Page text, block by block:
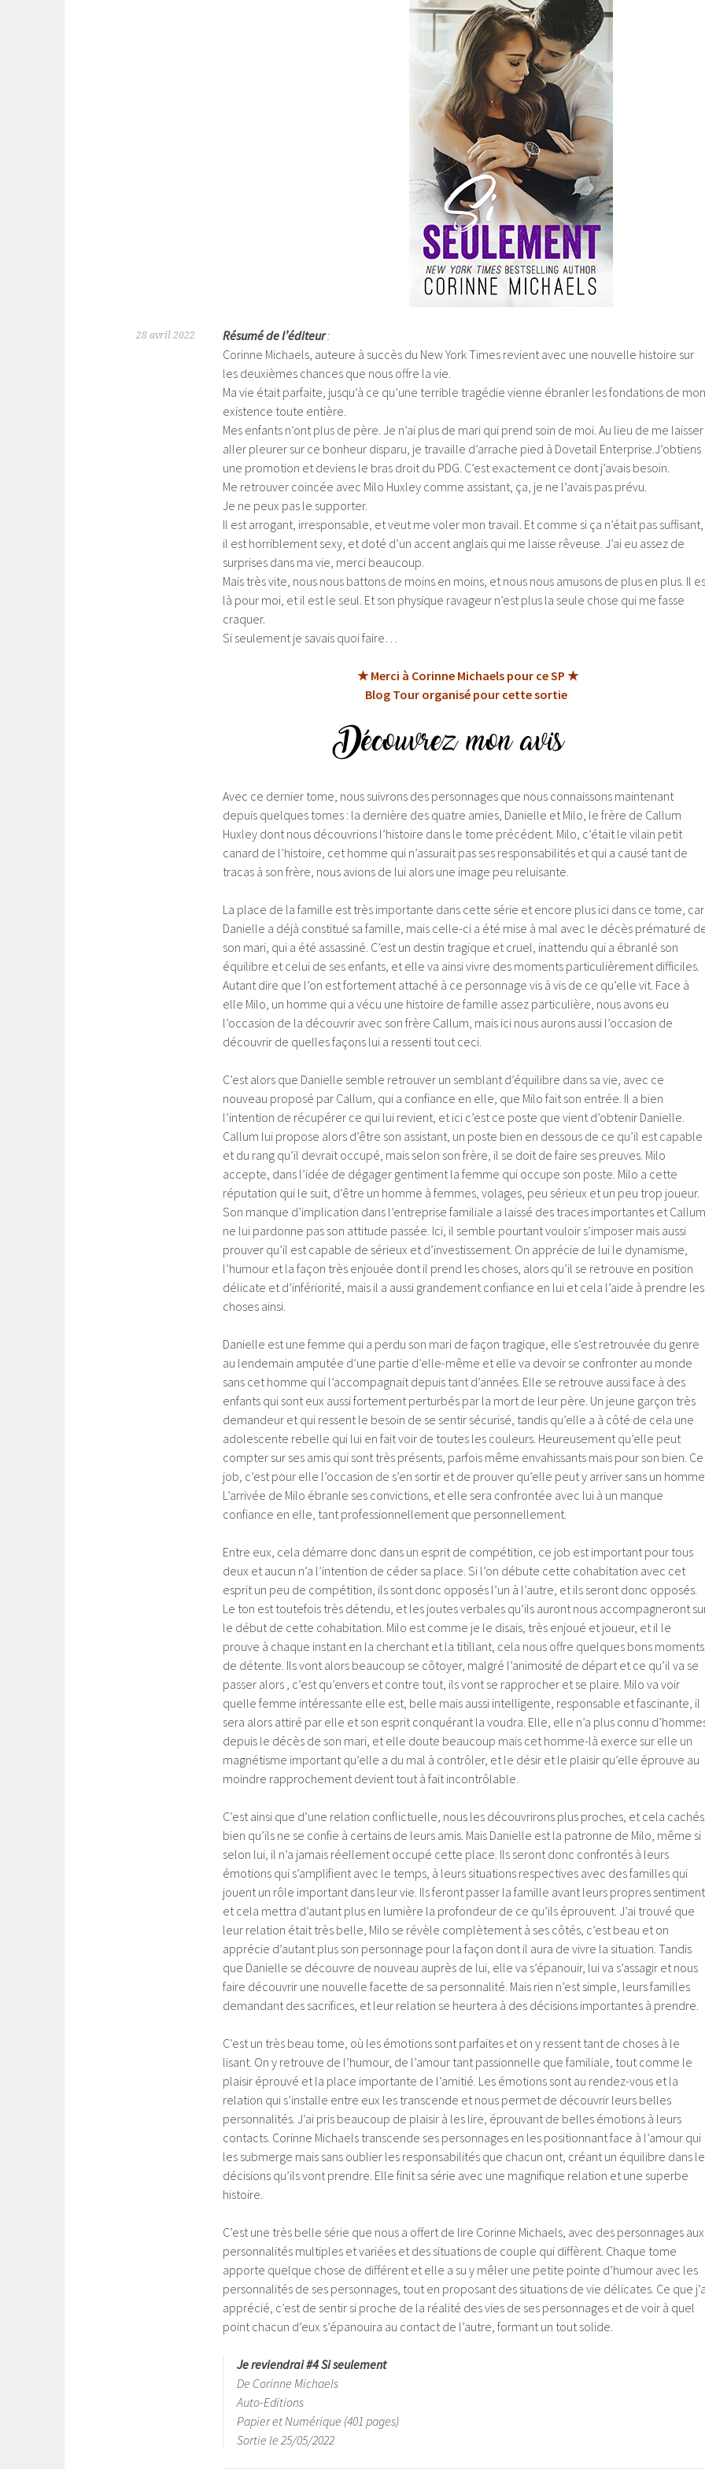
28 avril 2022 Résumé de l’éditeur:
Corinne Michaels, auteure à succès du New York Times revient avec une nouvelle histoire sur
les deuxièmes chances que nous offre la vie.
Ma vie était parfaite, jusqu’à ce qu’une terrible tragédie vienne ébranler les fondations de mon
existence toute entière.
Mes enfants n’ont plus de père. Je n’ai plus de mari qui prend soin de moi. Au lieu de me laisser
aller pleurer sur ce bonheur disparu, je travaille d’arrache pied à Dovetail Enterprise.J’obtiens
une promotion et deviens le bras droit du PDG. C’est exactement ce dont j’avais besoin.
Me retrouver coincée avec Milo Huxley comme assistant, ça, je ne l’avais pas prévu.
Je ne peux pas le supporter.
Il est arrogant, irresponsable, et veut me voler mon travail. Et comme si ça n’était pas suffisant,
il est horriblement sexy, et doté d’un accent anglais qui me laisse rêveuse. J’ai eu assez de
surprises dans ma vie, merci beaucoup.
Mais très vite, nous nous battons de moins en moins, et nous nous amusons de plus en plus. Il
là pour moi, et il est le seul. Et son physique ravageur n’est plus la seule chose qui me fasse
craquer.
Si seulement je savais quoi faire…
★ Merci à Corinne Michaels pour ce SP ★
Blog Tour organisé pour cette sortie
Avec ce dernier tome, nous suivrons des personnages que nous connaissons maintenant
depuis quelques tomes : la dernière des quatre amies, Danielle et Milo, le frère de Callum
Huxley dont nous découvrions l’histoire dans le tome précédent. Milo, c’était le vilain petit
canard de l’histoire, cet homme qui n’assurait pas ses responsabilités et qui a causé tant de
tracas à son frère, nous avions de lui alors une image peu reluisante.
La place de la famille est très importante dans cette série et encore plus ici dans ce tome, car
Danielle a déjà constitué sa famille, mais celle-ci a été mise à mal avec le décès prématuré
son mari, qui a été assassiné. C’est un destin tragique et cruel, inattendu qui a ébranlé son
équilibre et celui de ses enfants, et elle va ainsi vivre des moments particulièrement difficiles.
Autant dire que l’on est fortement attaché à ce personnage vis à vis de ce qu’elle vit. Face à
elle Milo, un homme qui a vécu une histoire de famille assez particulière, nous avons eu
l’occasion de la découvrir avec son frère Callum, mais ici nous aurons aussi l’occasion de
découvrir de quelles façons lui a ressenti tout ceci.
C’est alors que Danielle semble retrouver un semblant d’équilibre dans sa vie, avec ce
nouveau proposé par Callum, qui a confiance en elle, que Milo fait son entrée. Il a bien
l’intention de récupérer ce qui lui revient, et ici c’est ce poste que vient d’obtenir Danielle.
Callum lui propose alors d’être son assistant, un poste bien en dessous de ce qu’il est capable
et du rang qu’il devrait occupé, mais selon son frère, il se doit de faire ses preuves. Milo
accepte, dans l’idée de dégager gentiment la femme qui occupe son poste. Milo a cette
réputation qui le suit, d’être un homme à femmes, volages, peu sérieux et un peu trop joueur.
Son manque d’implication dans l’entreprise familiale a laissé des traces importantes et Callum
ne lui pardonne pas son attitude passée. Ici, il semble pourtant vouloir s’imposer mais aussi
prouver qu’il est capable de sérieux et d’investissement. On apprécie de lui le dynamisme,
l’humour et la façon très enjouée dont il prend les choses, alors qu’il se retrouve en position
délicate et d’infériorité, mais il a aussi grandement confiance en lui et cela l’aide à prendre les
choses ainsi.
Danielle est une femme qui a perdu son mari de façon tragique, elle s’est retrouvée du genre
au lendemain amputée d’une partie d’elle-même et elle va devoir se confronter au monde
sans cet homme qui l’accompagnait depuis tant d’années. Elle se retrouve aussi face à des
enfants qui sont eux aussi fortement perturbés par la mort de leur père. Un jeune garçon très
demandeur et qui ressent le besoin de se sentir sécurisé, tandis qu’elle a à côté de cela une
adolescente rebelle qui lui en fait voir de toutes les couleurs. Heureusement qu’elle peut
compter sur ses amis qui sont très présents, parfois même envahissants mais pour son bien. Ce
job, c’est pour elle l’occasion de s’en sortir et de prouver qu’elle peut y arriver sans un
L’arrivée de Milo ébranle ses convictions, et elle sera confrontée avec lui à un manque
confiance en elle, tant professionnellement que personnellement.
Entre eux, cela démarre donc dans un esprit de compétition, ce job est important pour tous
deux et aucun n’a l’intention de céder sa place. Si l’on débute cette cohabitation avec cet
esprit un peu de compétition, ils sont donc opposés l’un à l’autre, et ils seront donc opposés.
Le ton est toutefois très détendu, et les joutes verbales qu’ils auront nous accompagneront
le début de cette cohabitation. Milo est comme je le disais, très enjoué et joueur, et il le
prouve à chaque instant en la cherchant et la titillant, cela nous offre quelques bons moments
de détente. Ils vont alors beaucoup se côtoyer, malgré l’animosité de départ et ce qu’il va se
passer alors , c’est qu’envers et contre tout, ils vont se rapprocher et se plaire. Milo va voir
quelle femme intéressante elle est, belle mais aussi intelligente, responsable et fascinante, il
sera alors attiré par elle et son esprit conquérant la voudra. Elle, elle n’a plus connu
depuis le décès de son mari, et elle doute beaucoup mais cet homme-là exerce sur elle un
magnétisme important qu’elle a du mal à contrôler, et le désir et le plaisir qu’elle éprouve au
moindre rapprochement devient tout à fait incontrôlable.
C’est ainsi que d’une relation conflictuelle, nous les découvrirons plus proches, et cela cachés
bien qu’ils ne se confie à certains de leurs amis. Mais Danielle est la patronne de Milo, même si
selon lui, il n’a jamais réellement occupé cette place. Ils seront donc confrontés à leurs
émotions qui s’amplifient avec le temps, à leurs situations respectives avec des familles qui
jouent un rôle important dans leur vie. Ils feront passer la famille avant leurs propres
et cela mettra d’autant plus en lumière la profondeur de ce qu’ils éprouvent. J’ai trouvé que
leur relation était très belle, Milo se révèle complètement à ses côtés, c’est beau et on
apprécie d’autant plus son personnage pour la façon dont il aura de vivre la situation. Tandis
que Danielle se découvre de nouveau auprès de lui, elle va s’épanouir, lui va s’assagir et nous
faire découvrir une nouvelle facette de sa personnalité. Mais rien n’est simple, leurs familles
demandant des sacrifices, et leur relation se heurtera à des décisions importantes à prendre.
C’est un très beau tome, où les émotions sont parfaites et on y ressent tant de choses à le
lisant. On y retrouve de l’humour, de l’amour tant passionnelle que familiale, tout comme le
plaisir éprouvé et la place importante de l’amitié. Les émotions sont au rendez-vous et la
relation qui s’installe entre eux les transcende et nous permet de découvrir leurs belles
personnalités. J’ai pris beaucoup de plaisir à les lire, éprouvant de belles émotions à leurs
contacts. Corinne Michaels transcende ses personnages en les positionnant face à l’amour qui
les submerge mais sans oublier les responsabilités que chacun ont, créant un équilibre dans
décisions qu’ils vont prendre. Elle finit sa série avec une magnifique relation et une superbe
histoire.
C’est une très belle série que nous a offert de lire Corinne Michaels, avec des personnages aux
personnalités multiples et variées et des situations de couple qui diffèrent. Chaque tome
apporte quelque chose de différent et elle a su y mêler une petite pointe d’humour avec les
personnalités de ses personnages, tout en proposant des situations de vie délicates. Ce que
apprécié, c’est de sentir si proche de la réalité des vies de ses personnages et de voir à quel
point chacun d’eux s’épanouira au contact de l’autre, formant un tout solide.
Je reviendrai #4 Si seulement
De Corinne Michaels
Auto-Editions
Papier et Numérique (401 pages)
Sortie le 25/05/2022